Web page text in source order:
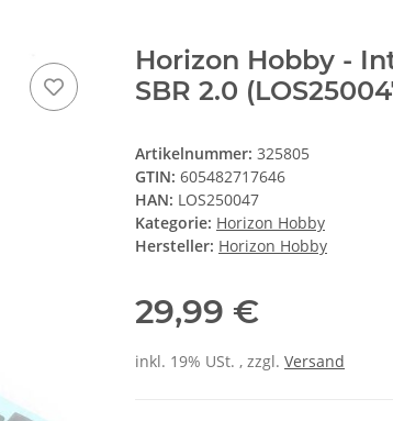
Horizon Hobby -
SBR 2.0
Artikelnummer: 325805
GTIN: 605482717646
HAN: LOS250047
Kategorie: Horizon Hobby
Hersteller: Horizon Hobby
29,99 €
inkl. 19% USt. , zzgl. Versand